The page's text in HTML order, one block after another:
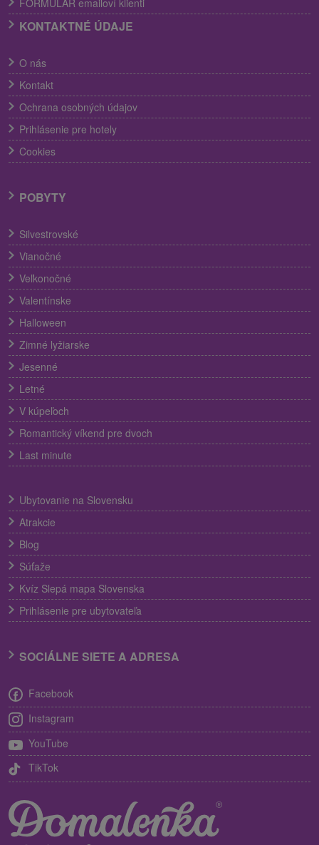
KONTAKTNÉ ÚDAJE
O nás
Kontakt
Ochrana osobných údajov
Prihlásenie pre hotely
Cookies
POBYTY
Silvestrovské
Vianočné
Veľkonočné
Valentínske
Halloween
Zimné lyžiarske
Jesenné
Letné
V kúpeľoch
Romantický víkend pre dvoch
Last minute
Ubytovanie na Slovensku
Atrakcie
Blog
Súťaže
Kvíz Slepá mapa Slovenska
Prihlásenie pre ubytovateľa
SOCIÁLNE SIETE A ADRESA
Facebook
Instagram
YouTube
TikTok